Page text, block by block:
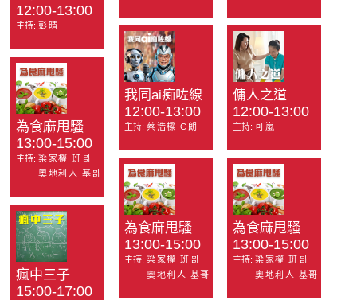
12:00-13:00
主持: 彭晴
為食麻甩騷
13:00-15:00
主持: 梁家權 班哥
奧地利人 基哥
瘋中三子
15:00-17:00
我同ai痴咗線
12:00-13:00
主持: 蔡浩樑 C朗
為食麻甩騷
13:00-15:00
主持: 梁家權 班哥
奧地利人 基哥
傭人之道
12:00-13:00
主持: 可嵐
為食麻甩騷
13:00-15:00
主持: 梁家權 班哥
奧地利人 基哥